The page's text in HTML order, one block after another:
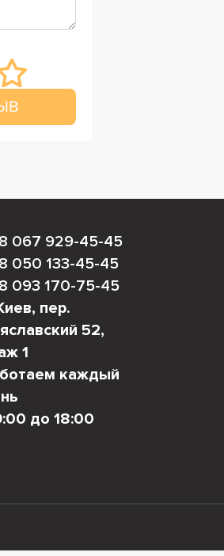
067 929-45-45
050 133-45-45
093 170-75-45
пер.
52,
1
каждый
до 18:00